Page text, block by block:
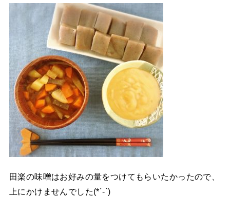
田楽の味噌はお好みの量をつけてもらいたかったので、
上にかけませんでした(*´-`)